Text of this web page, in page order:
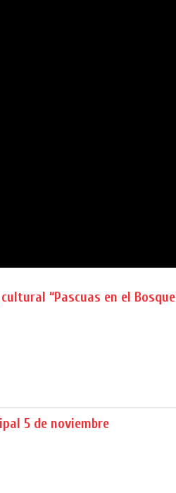
“Pascuas en el
5 de noviembre